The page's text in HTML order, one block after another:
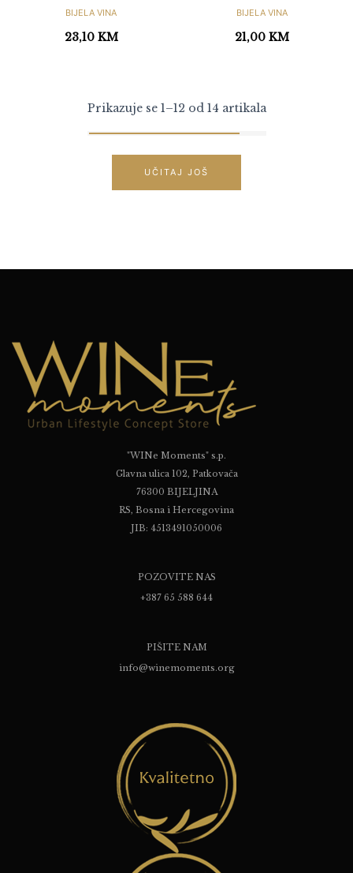
BIJELA VINA
23,10 KM
BIJELA VINA
21,00 KM
Prikazuje se 1–12 od 14 artikala
UČITAJ JOŠ
"WINe Moments" s.p.
Glavna ulica 102, Patkovača
76300 BIJELJINA
RS, Bosna i Hercegovina
JIB: 4513491050006
POZOVITE NAS
+387 65 588 644
PIŠITE NAM
info@winemoments.org